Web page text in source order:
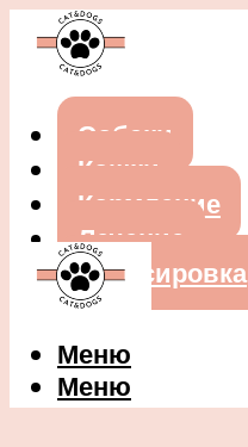
Собаки
Кошки
Кормление
Лечение
Дрессировка
Меню
Меню